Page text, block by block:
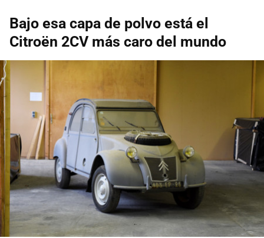
Bajo esa capa de polvo está el
Citroën 2CV más caro del mundo